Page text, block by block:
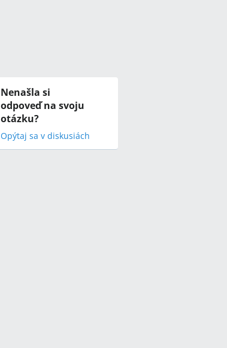
Nenašla si
odpoveď na svoju
otázku?
Opýtaj sa v diskusiách